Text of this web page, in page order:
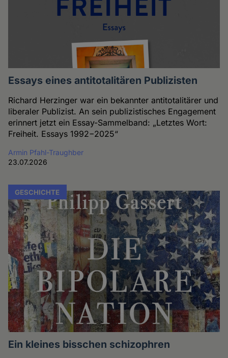
Essays eines antitotalitären Publizisten
Richard Herzinger war ein bekannter antitotalitärer und
liberaler Publizist. An sein publizistisches Engagement
erinnert jetzt ein Essay-Sammelband: „Letztes Wort:
Freiheit. Essays 1992−2025“
Armin Pfahl-Traughber
23.07.2026
GESCHICHTE
Ein kleines bisschen schizophren